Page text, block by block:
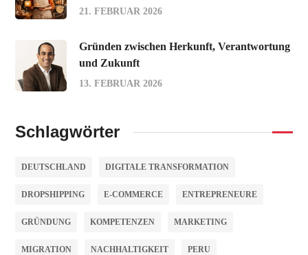
21. FEBRUAR 2026
Gründen zwischen Herkunft, Verantwortung
und Zukunft
13. FEBRUAR 2026
Schlagwörter
DEUTSCHLAND DIGITALE TRANSFORMATION
DROPSHIPPING E-COMMERCE ENTREPRENEURE
GRÜNDUNG KOMPETENZEN MARKETING
MIGRATION NACHHALTIGKEIT PERU